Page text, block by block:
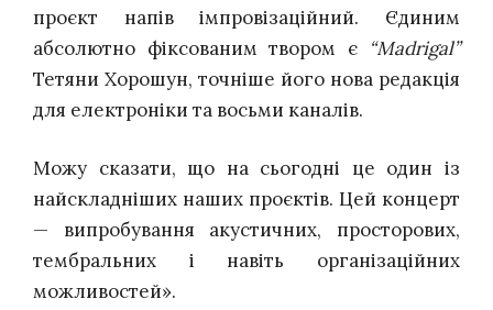
проєкт напів імпровізаційний. Єдиним
абсолютно фіксованим твором є “Madrigal”
Тетяни Хорошун, точніше його нова редакція
для електроніки та восьми каналів.
Можу сказати, що на сьогодні це один із
найскладніших наших проєктів. Цей концерт
— випробування акустичних, просторових,
тембральних і навіть організаційних
можливостей».